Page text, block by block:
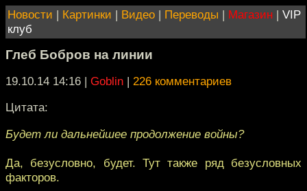
Новости | Картинки | Видео | Переводы | Магазин | VIP
клуб
Глеб Бобров на линии
19.10.14 14:16 | Goblin | 226 комментариев
Цитата:
Будет ли дальнейшее продолжение войны?
Да, безусловно, будет. Тут также ряд безусловных
факторов.